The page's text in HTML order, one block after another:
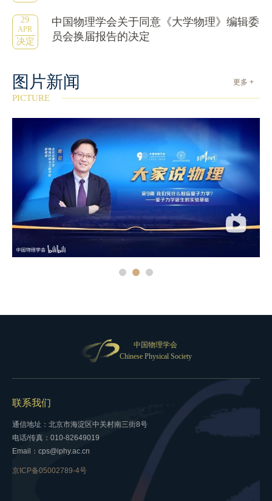
29
APR
决定
中国物理学会关于同意《大学物理》编辑委
员会换届报告的决定
更多 +
图片新闻
PICTURE
中国物理学会
Chinese Physical Society
联系我们
通信地址：北京市海淀区中关村南三街8号
电话/传真：010-82649019
Email：cps@iphy.ac.cn
京ICP备05002789-4号